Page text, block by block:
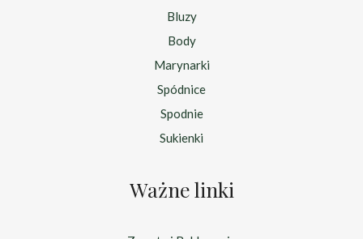
Bluzy
Body
Marynarki
Spódnice
Spodnie
Sukienki
Ważne linki